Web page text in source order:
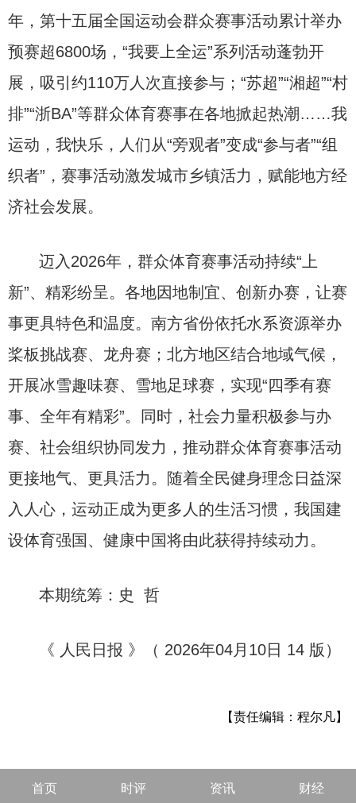
年，第十五届全国运动会群众赛事活动累计举办
预赛超6800场，“我要上全运”系列活动蓬勃开
展，吸引约110万人次直接参与；“苏超”“湘超”“村
排”“浙BA”等群众体育赛事在各地掀起热潮……我
运动，我快乐，人们从“旁观者”变成“参与者”“组
织者”，赛事活动激发城市乡镇活力，赋能地方经
济社会发展。
迈入2026年，群众体育赛事活动持续“上
新”、精彩纷呈。各地因地制宜、创新办赛，让赛
事更具特色和温度。南方省份依托水系资源举办
桨板挑战赛、龙舟赛；北方地区结合地域气候，
开展冰雪趣味赛、雪地足球赛，实现“四季有赛
事、全年有精彩”。同时，社会力量积极参与办
赛、社会组织协同发力，推动群众体育赛事活动
更接地气、更具活力。随着全民健身理念日益深
入人心，运动正成为更多人的生活习惯，我国建
设体育强国、健康中国将由此获得持续动力。
本期统筹：史 哲
《 人民日报 》（ 2026年04月10日 14 版）
【责任编辑：程尔凡】
首页 时评 资讯 财经